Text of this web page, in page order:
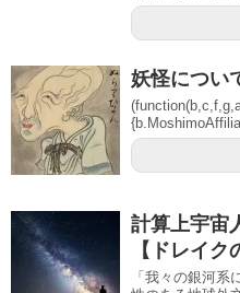
妖怪につい
計算上宇宙
【ドレイク
「我々の銀河